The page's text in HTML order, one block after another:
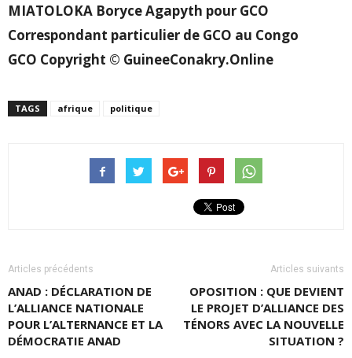
MIATOLOKA Boryce Agapyth pour GCO
Correspondant particulier de GCO au Congo
GCO Copyright © GuineeConakry.Online
TAGS afrique politique
Articles précédents
ANAD : DÉCLARATION DE
L’ALLIANCE NATIONALE
POUR L’ALTERNANCE ET LA
DÉMOCRATIE ANAD
Articles suivants
OPOSITION : QUE DEVIENT
LE PROJET D’ALLIANCE DES
TÉNORS AVEC LA NOUVELLE
SITUATION ?